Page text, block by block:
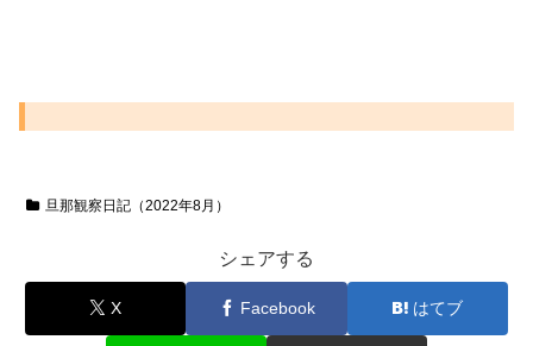
旦那観察日記（2022年8月）
シェアする
X Facebook はてブ